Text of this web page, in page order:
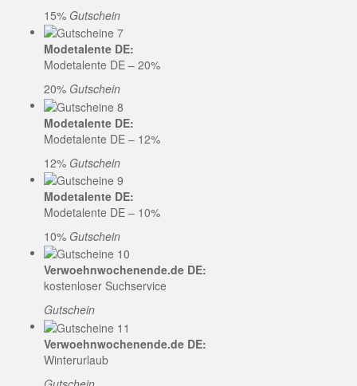
15% Gutschein
Modetalente DE:
Modetalente DE – 20%
20% Gutschein
Modetalente DE:
Modetalente DE – 12%
12% Gutschein
Modetalente DE:
Modetalente DE – 10%
10% Gutschein
Verwoehnwochenende.de DE:
kostenloser Suchservice
Gutschein
Verwoehnwochenende.de DE:
Winterurlaub